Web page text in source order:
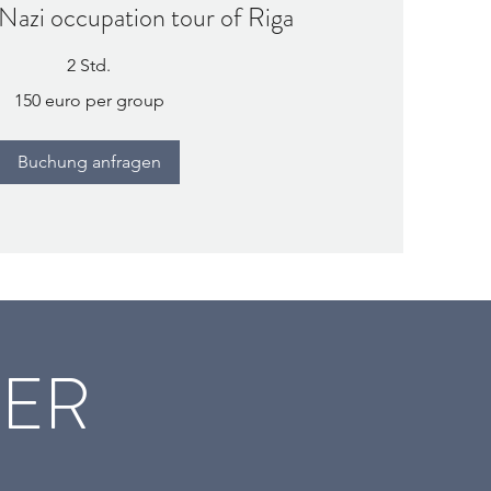
occupation tour of Riga
2 Std.
150 euro per group
Buchung anfragen